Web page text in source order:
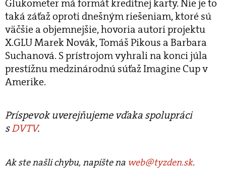
Glukometer má formát kreditnej karty. Nie je to
taká záťaž oproti dnešným riešeniam, ktoré sú
väčšie a objemnejšie, hovoria autori projektu
X.GLU Marek Novák, Tomáš Pikous a Barbara
Suchanová. S prístrojom vyhrali na konci júla
prestížnu medzinárodnú súťaž Imagine Cup v
Amerike.
Príspevok uverejňujeme vďaka spolupráci
sDVTV.
Ak ste našli chybu, napíšte na web@tyzden.sk.